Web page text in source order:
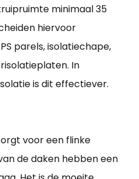
minimaal 35
hiervoor
parels, isolatiechape,
In
is dit effectiever.
voor een flinke
de daken hebben een